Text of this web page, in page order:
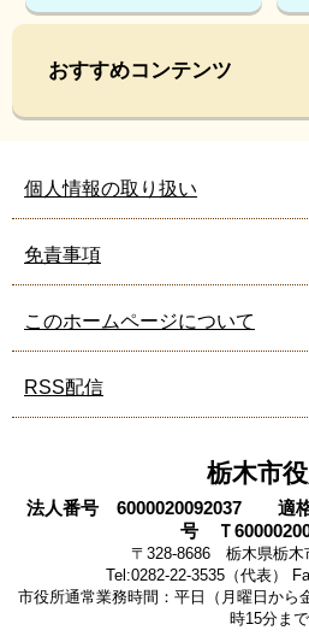
る
人
ん
ペ
ー
ジ
も
見
て
い
ま
す
おすすめコンテンツ
個人情報の取り扱い
免責事項
このホームページについて
RSS配信
栃木市
法人番号 6000020092037 適格
号 Ｔ
〒328-8686 栃木県栃木
Tel:0282-22-3535（代表）
市役所通常業務時間：平日（月曜日から
時15分まで